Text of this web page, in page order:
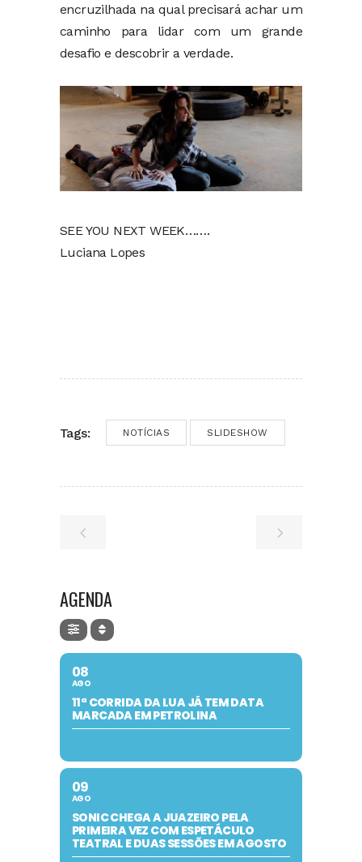
encruzilhada na qual precisará achar um
caminho para lidar com um grande
desafio e descobrir a verdade.
SEE YOU NEXT WEEK…….
Luciana Lopes
Tags: NOTÍCIAS SLIDESHOW
AGENDA
08
AGO
11ª CORRIDA DA LUA JÁ TEM DATA
MARCADA EM PETROLINA
09
AGO
SONIC CHEGA A JUAZEIRO PELA
PRIMEIRA VEZ COM ESPETÁCULO
TEATRAL E DUAS SESSÕES EM AGOSTO